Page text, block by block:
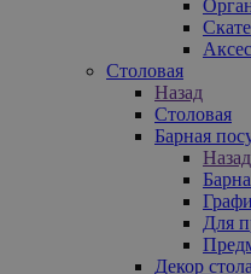
Столовая
Назад
Столовая
Барная
Назад
Для
Декор стола